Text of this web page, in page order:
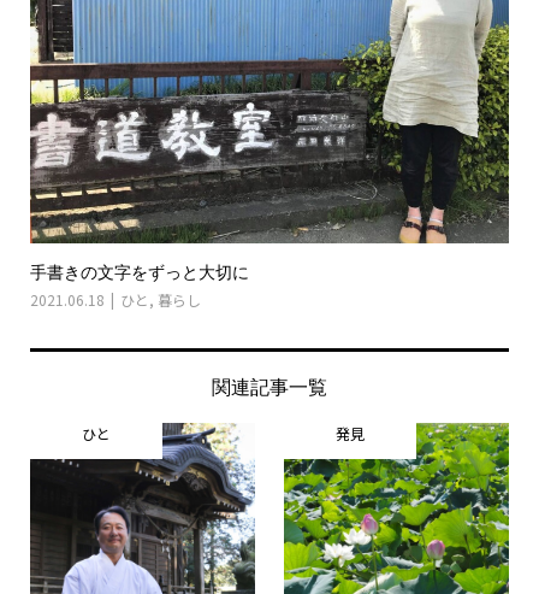
手書きの文字をずっと大切に
2021.06.18 ひと , 暮らし
関連記事一覧
ひと 発見